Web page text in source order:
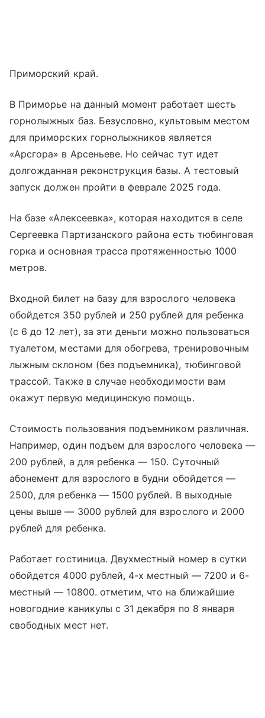
Приморский край.
В Приморье на данный момент работает шесть
горнолыжных баз. Безусловно, культовым местом
для приморских горнолыжников является
«Арсгора» в Арсеньеве. Но сейчас тут идет
долгожданная реконструкция базы. А тестовый
запуск должен пройти в феврале 2025 года.
На базе «Алексеевка», которая находится в селе
Сергеевка Партизанского района есть тюбинговая
горка и основная трасса протяженностью 1000
метров.
Входной билет на базу для взрослого человека
обойдется 350 рублей и 250 рублей для ребенка
(с 6 до 12 лет), за эти деньги можно пользоваться
туалетом, местами для обогрева, тренировочным
лыжным склоном (без подъемника), тюбинговой
трассой. Также в случае необходимости вам
окажут первую медицинскую помощь.
Стоимость пользования подъемником различная.
Например, один подъем для взрослого человека —
200 рублей, а для ребенка — 150. Суточный
абонемент для взрослого в будни обойдется —
2500, для ребенка — 1500 рублей. В выходные
цены выше — 3000 рублей для взрослого и 2000
рублей для ребенка.
Работает гостиница. Двухместный номер в сутки
обойдется 4000 рублей, 4-х местный — 7200 и 6-
местный — 10800. отметим, что на ближайшие
новогодние каникулы с 31 декабря по 8 января
свободных мест нет.